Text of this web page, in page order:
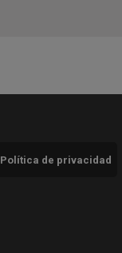
Política de privacidad